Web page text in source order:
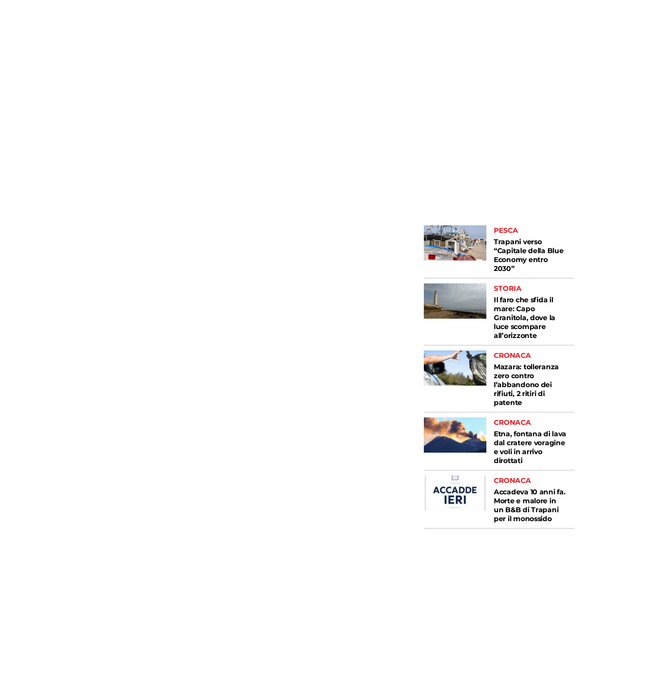
PESCA
Trapani verso
“Capitale della Blue
Economy entro
2030”
STORIA
Il faro che sfida il
mare: Capo
Granitola, dove la
luce scompare
all’orizzonte
CRONACA
Mazara: tolleranza
zero contro
l’abbandono dei
rifiuti, 2 ritiri di
patente
CRONACA
Etna, fontana di lava
dal cratere voragine
e voli in arrivo
dirottati
CRONACA
Accadeva 10 anni fa.
Morte e malore in
un B&B di Trapani
per il monossido